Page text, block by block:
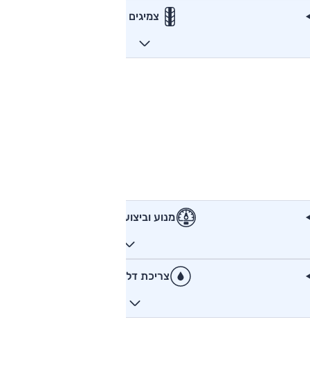
צמיגים
מנוע וביצועים
צריכת דלק